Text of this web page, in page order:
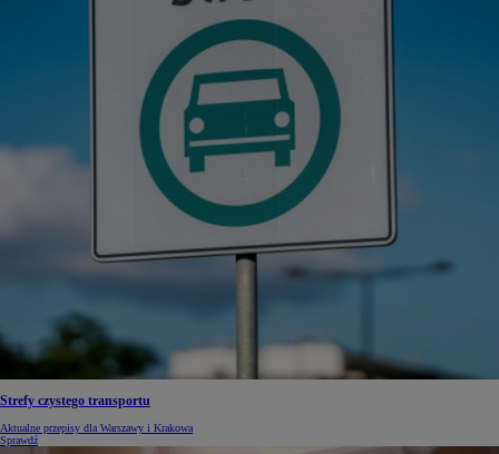
Strefy czystego transportu
Aktualne przepisy dla Warszawy i Krakowa
Sprawdź